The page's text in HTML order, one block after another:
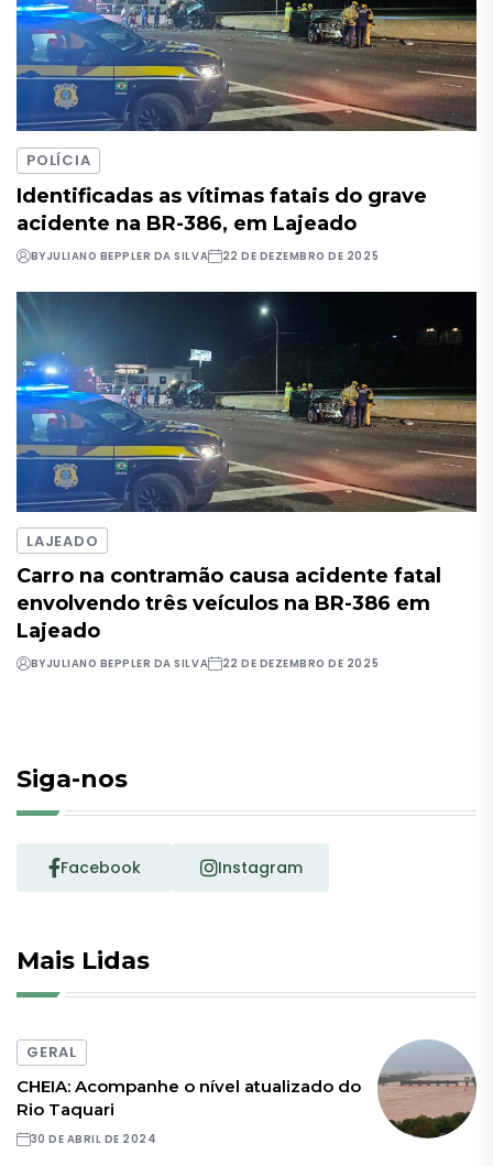
POLÍCIA
Identificadas as vítimas fatais do grave
acidente na BR-386, em Lajeado
BYJULIANO BEPPLER DA SILVA 22 DE DEZEMBRO DE 2025
LAJEADO
Carro na contramão causa acidente fatal
envolvendo três veículos na BR-386 em
Lajeado
BYJULIANO BEPPLER DA SILVA 22 DE DEZEMBRO DE 2025
Siga-nos
Facebook Instagram
Mais Lidas
GERAL
CHEIA: Acompanhe o nível atualizado do
Rio Taquari
30 DE ABRIL DE 2024